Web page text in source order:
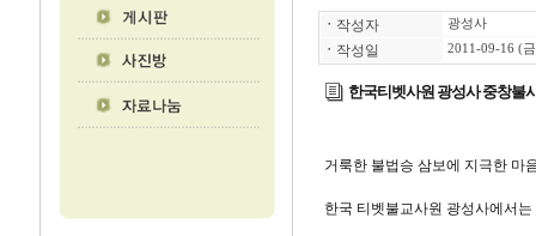
ㆍ 작성자 광성사
ㆍ 작성일 2011-09-16 (
한국티벳사원 광성사 중창불
거룩한 불법승 삼보에 지극한 마
한국 티벳불교사원 광성사에서